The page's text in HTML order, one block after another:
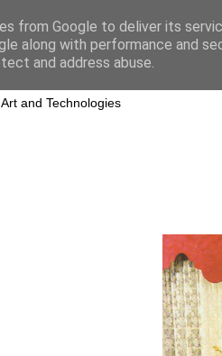
and Technologies
from Google to deliver its
along with performance and
and address abuse.